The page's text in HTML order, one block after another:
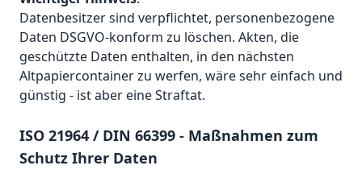
Datenbesitzer sind verpflichtet, personenbezogene
Daten DSGVO-konform zu löschen. Akten, die
geschützte Daten enthalten, in den nächsten
Altpapiercontainer zu werfen, wäre sehr einfach und
günstig - ist aber eine Straftat.
ISO 21964 / DIN 66399 - Maßnahmen zum
Schutz Ihrer Daten